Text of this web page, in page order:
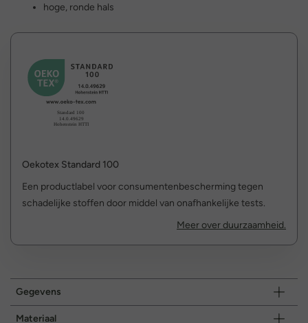
hoge, ronde hals
Oekotex Standard 100
Een productlabel voor consumentenbescherming tegen
schadelijke stoffen door middel van onafhankelijke tests.
Meer over duurzaamheid.
Gegevens
Materiaal